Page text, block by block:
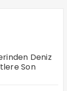
Deniz
Son